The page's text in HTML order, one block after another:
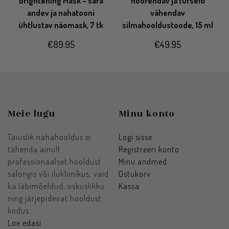
andev ja nahatooni
ühtlustav näomask, 7 tk
€89.95
vähendav
silmahooldustoode, 15 ml
€49.95
Meie lugu
Täiuslik nahahooldus ei
tähenda ainult
professionaalset hooldust
salongis või ilukliinikus, vaid
ka läbimõeldud, oskuslikku
ning järjepidevat hooldust
kodus..
Loe edasi
Minu konto
Logi sisse
Registreeri konto
Minu andmed
Ostukorv
Kassa